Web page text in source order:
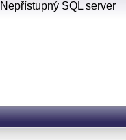
Nepřístupný SQL server